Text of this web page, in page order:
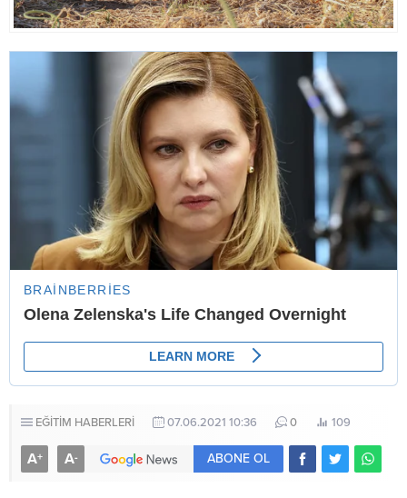
EĞİTİM HABERLERİ 07.06.2021 10:36 0 109
A+ A- ABONE OL